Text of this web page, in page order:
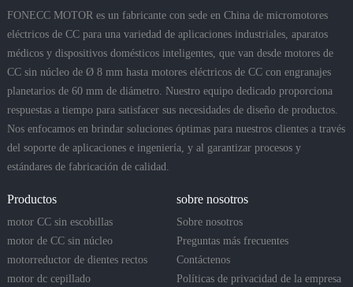
FONECC MOTOR es un fabricante con sede en China de micromotores
eléctricos de CC para una variedad de aplicaciones industriales, aparatos
médicos y dispositivos domésticos inteligentes, que van desde motores de
CC sin núcleo de Ø 8 mm hasta motores eléctricos de CC con engranajes
planetarios de 60 mm de diámetro. Nuestro equipo dedicado proporciona
respuestas a tiempo para satisfacer sus necesidades de diseño de productos.
Nos enfocamos en brindar soluciones óptimas para nuestros clientes a través
del soporte de aplicaciones e ingeniería, y al garantizar procesos y
estándares de fabricación de calidad.
Productos
motor CC sin escobillas
motor de CC sin núcleo
motorreductor de dientes rectos
motor dc cepillado
sobre nosotros
Sobre nosotros
Preguntas más frecuentes
Contáctenos
Políticas de privacidad de la empresa